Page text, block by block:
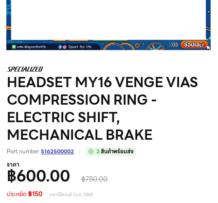
HEADSET MY16 VENGE VIAS
COMPRESSION RING -
ELECTRIC SHIFT,
MECHANICAL BRAKE
Part number S162500002 2สินค้าพร้อมส่ง
ราคา
฿600.00 ฿750.00
ประหยัด ฿150 ราคานี้ถึงวันที่ 1 ต.ค. 2569